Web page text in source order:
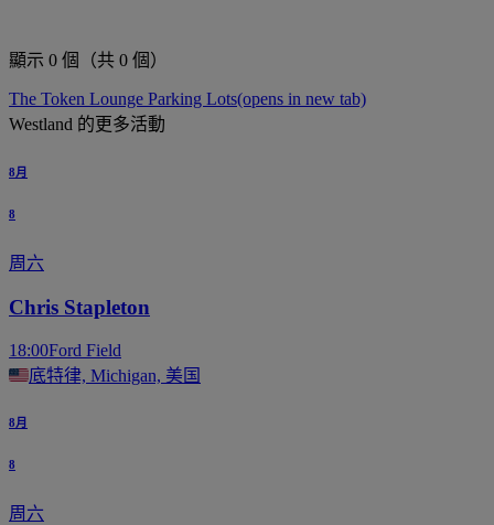
顯示 0 個（共 0 個）
The Token Lounge Parking Lots(opens in new tab)
Westland 的更多活動
8月
8
周六
Chris Stapleton
18:00Ford Field
底特律, Michigan, 美国
8月
8
周六